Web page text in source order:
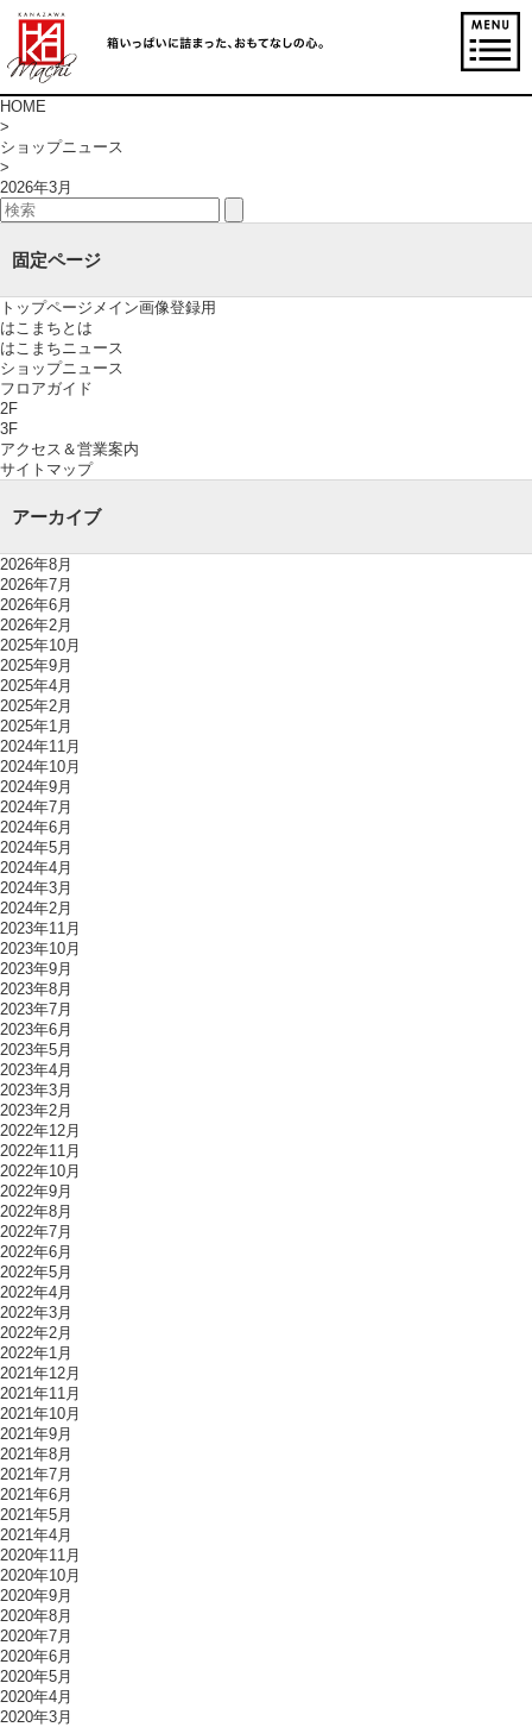
HOME
>
ショップニュース
>
2026年3月
固定ページ
トップページメイン画像登録用
はこまちとは
はこまちニュース
ショップニュース
フロアガイド
2F
3F
アクセス＆営業案内
サイトマップ
アーカイブ
2026年8月
2026年7月
2026年6月
2026年2月
2025年10月
2025年9月
2025年4月
2025年2月
2025年1月
2024年11月
2024年10月
2024年9月
2024年7月
2024年6月
2024年5月
2024年4月
2024年3月
2024年2月
2023年11月
2023年10月
2023年9月
2023年8月
2023年7月
2023年6月
2023年5月
2023年4月
2023年3月
2023年2月
2022年12月
2022年11月
2022年10月
2022年9月
2022年8月
2022年7月
2022年6月
2022年5月
2022年4月
2022年3月
2022年2月
2022年1月
2021年12月
2021年11月
2021年10月
2021年9月
2021年8月
2021年7月
2021年6月
2021年5月
2021年4月
2020年11月
2020年10月
2020年9月
2020年8月
2020年7月
2020年6月
2020年5月
2020年4月
2020年3月